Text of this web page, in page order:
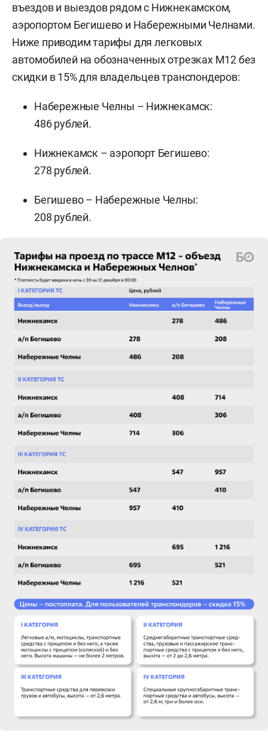
въездов и выездов рядом с Нижнекамском,
аэропортом Бегишево и Набережными Челнами.
Ниже приводим тарифы для легковых
автомобилей на обозначенных отрезках М12 без
скидки в 15% для владельцев транспондеров:
Набережные Челны – Нижнекамск:
486 рублей.
Нижнекамск – аэропорт Бегишево:
278 рублей.
Бегишево – Набережные Челны:
208 рублей.